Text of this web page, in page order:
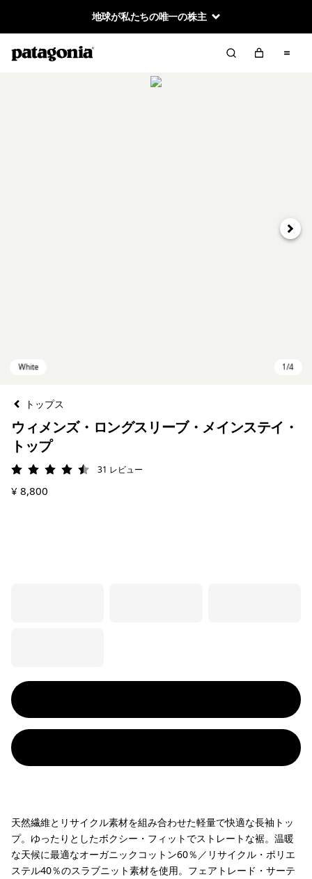
地球が私たちの唯一の株主
次へ
トップス
ウィメンズ・ロングスリーブ・メインステイ・
トップ
評価: 4.5 / 5
31 レビュー
¥ 8,800
天然繊維とリサイクル素材を組み合わせた軽量で快適な長袖トッ
プ。ゆったりとしたボクシー・フィットでストレートな裾。温暖
な天候に最適なオーガニックコットン60％／リサイクル・ポリエ
ステル40％のスラブニット素材を使用。フェアトレード・サーテ